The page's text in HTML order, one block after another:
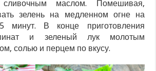
сливочным маслом. Помешивая,
зелень на медленном огне на
минут. В конце приготовления
и зеленый лук молотым
солью и перцем по вкусу.